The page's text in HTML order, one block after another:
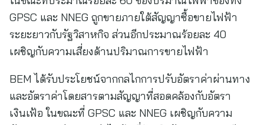
GPSC และ NNEG ถูกขายภายใต้สัญญาซื้อขายไฟฟ้า
ระยะยาวกับรัฐวิสาหกิจ ส่วนอีกประมาณร้อยละ 40
เผชิญกับความเสี่ยงด้านปริมาณการขายไฟฟ้า
BEM ได้รับประโยชน์จากกลไกการปรับอัตราค่าผ่านทาง
และอัตราค่าโดยสารตามสัญญาที่สอดคล้องกับอัตรา
เงินเฟ้อ ในขณะที่ GPSC และ NNEG เผชิญกับความ